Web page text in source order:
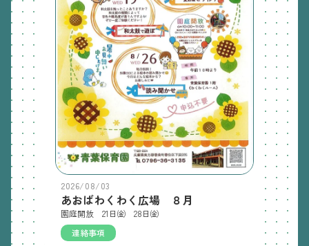
2026/08/03
あおばわくわく広場 ８月
園庭開放 21日㈮ 28日㈮
連絡事項